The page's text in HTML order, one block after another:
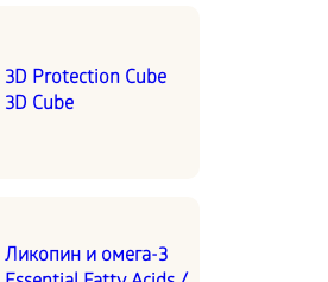
3D Protection Cube
3D Cube
Ликопин и омега-3